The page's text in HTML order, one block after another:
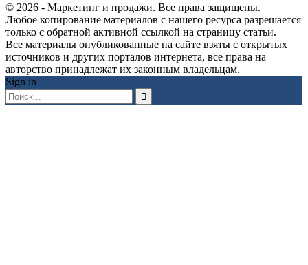
© 2026 - Маркетинг и продажи. Все права защищены.
Любое копирование материалов с нашего ресурса разрешается
только с обратной активной ссылкой на страницу статьи.
Все материалы опубликованные на сайте взяты с открытых
источников и других порталов интернета, все права на
авторство принадлежат их законным владельцам.
Sign in